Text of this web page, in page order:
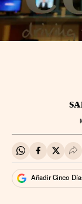
Compartir en
Compartir
Añadir Cinco